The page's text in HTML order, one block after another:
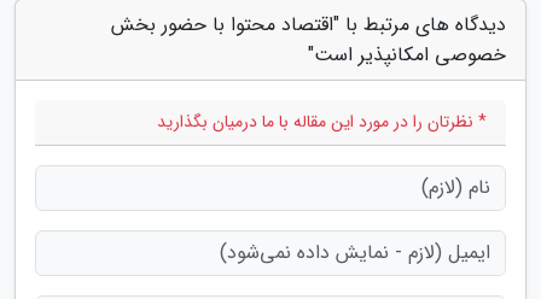
دیدگاه های مرتبط با "اقتصاد محتوا با حضور بخش
خصوصی امکانپذیر است"
* نظرتان را در مورد این مقاله با ما درمیان بگذارید